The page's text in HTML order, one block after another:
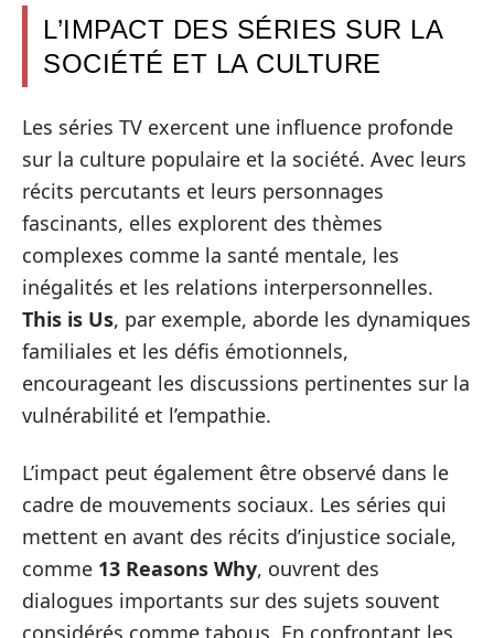
L’IMPACT DES SÉRIES SUR LA
SOCIÉTÉ ET LA CULTURE
Les séries TV exercent une influence profonde
sur la culture populaire et la société. Avec leurs
récits percutants et leurs personnages
fascinants, elles explorent des thèmes
complexes comme la santé mentale, les
inégalités et les relations interpersonnelles.
This is Us, par exemple, aborde les dynamiques
familiales et les défis émotionnels,
encourageant les discussions pertinentes sur la
vulnérabilité et l’empathie.
L’impact peut également être observé dans le
cadre de mouvements sociaux. Les séries qui
mettent en avant des récits d’injustice sociale,
comme 13 Reasons Why, ouvrent des
dialogues importants sur des sujets souvent
considérés comme tabous. En confrontant les